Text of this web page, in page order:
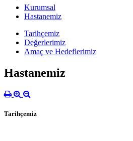
Kurumsal
Hastanemiz
Tarihçemiz
Değerlerimiz
Amaç ve Hedeflerimiz
Hastanemiz
Tarihçemiz